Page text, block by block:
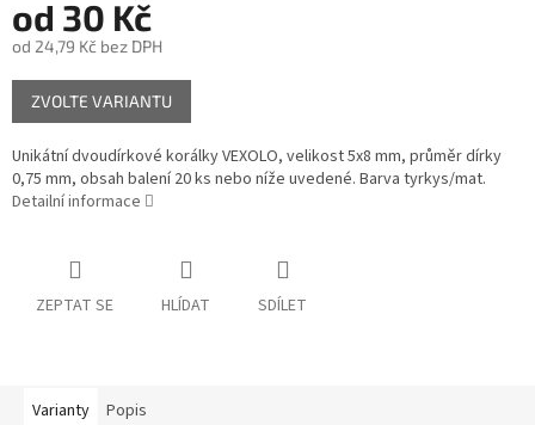
od 30 Kč
od 24,79 Kč bez DPH
Měrná
cena:
ZVOLTE VARIANTU
Unikátní dvoudírkové korálky VEXOLO, velikost 5x8 mm, průměr dírky
0,75 mm, obsah balení 20 ks nebo níže uvedené. Barva tyrkys/mat.
Detailní informace
ZEPTAT SE HLÍDAT SDÍLET
Varianty Popis